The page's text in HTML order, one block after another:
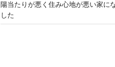
陽当たりが悪く住み心地が悪い家に
した